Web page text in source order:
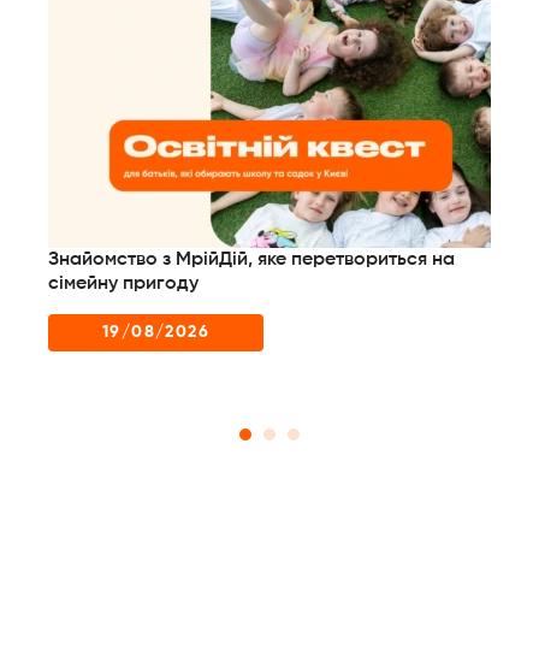
Знайомство з МрійДій, яке перетвориться на
сімейну пригоду
19/08/2026